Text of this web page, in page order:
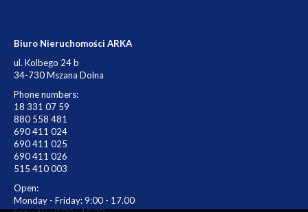
Biuro Nieruchomości ARKA
ul. Kolbego 24 b
34-730 Mszana Dolna
Phone numbers:
18 331 07 59
880 558 481
690 411 024
690 411 025
690 411 026
515 410 003
Open:
Monday - Friday: 9:00 - 17.00